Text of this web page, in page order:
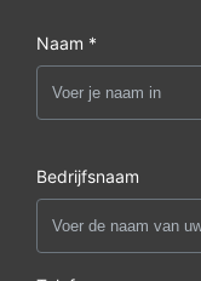
Naam *
Bedrijfsnaam